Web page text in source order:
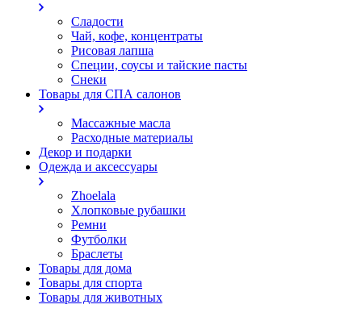
Сладости
Чай, кофе, концентраты
Рисовая лапша
Специи, соусы и тайские пасты
Снеки
Товары для СПА салонов
Массажные масла
Расходные материалы
Декор и подарки
Одежда и аксессуары
Zhoelala
Хлопковые рубашки
Ремни
Футболки
Браслеты
Товары для дома
Товары для спорта
Товары для животных